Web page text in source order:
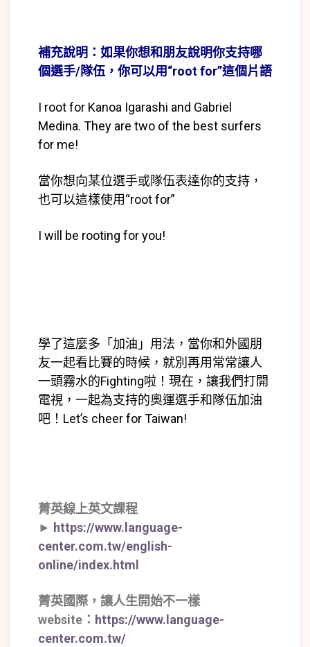
補充說明：如果你想和朋友說明你支持哪
個選手/隊伍，你可以用“root for”這個片語
I root for Kanoa Igarashi and Gabriel
Medina. They are two of the best surfers
for me!
當你想向某位選手或隊伍表達你的支持，
也可以這樣使用“root for”
I will be rooting for you!
學了這麼多「加油」用法，當你和外國朋
友一起看比賽的時候， 就別再用常常讓人
一頭霧水的Fighting啦！ 現在，讓我們打開
電視，一起為支持的奧運選手和隊伍加油
吧！Let’s cheer for Taiwan!
菁英線上英文課程
► https://www.language-
center.com.tw/english-
online/index.html
菁英國際，讓人生開始不一樣
website： https://www.language-
center.com.tw/